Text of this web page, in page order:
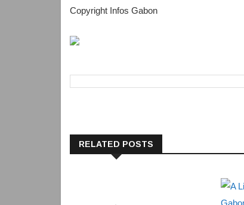
Copyright Infos Gabon
RELATED POSTS